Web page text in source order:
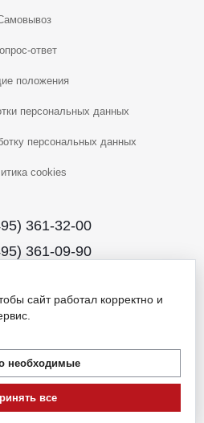
ответ
положения
персональных данных
персональных данных
cookies
361-32-00
361-09-90
интернет-магазин
что данный интернет-сайт носит
определяемой положениями
кодекса Российской Федерации.
о наличии и стоимости
пожалуйста, обращайтесь на
сайт работал корректно и
необходимые
все